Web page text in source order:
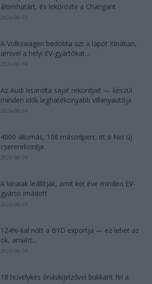
álomhatárt, és lekörözte a Changant
2026-08-05
A Volkswagen bedobta azt a lapot Kínában,
amivel a helyi EV-gyártókat...
2026-08-04
Az Audi letarolta saját rekordjait — készül
minden idők leghatékonyabb villanyautója
2026-08-04
4000 állomás, 108 másodperc: itt a Nio új
csererekordja
2026-08-05
A kínaiak leállítják, amit két éve minden EV-
gyártó imádott
2026-08-03
124%-kal nőtt a BYD exportja — ez lehet az
ok, amiért...
2026-08-04
18 hüvelykes óriáskijelzővel bukkant fel a